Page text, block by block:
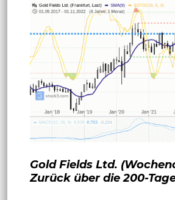
Gold Fields Ltd.
Zurück über die 200-